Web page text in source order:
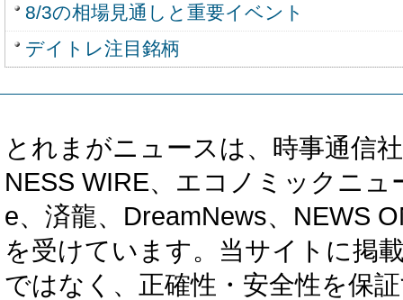
8/3の相場見通しと重要イベント
デイトレ注目銘柄
とれまがニュースは、時事通信
NESS WIRE、エコノミックニ
e、済龍、DreamNews、NEWS
を受けています。当サイトに掲
ではなく、正確性・安全性を保